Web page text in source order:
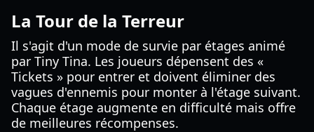
La Tour de la Terreur
Il s'agit d'un mode de survie par étages animé
par Tiny Tina. Les joueurs dépensent des «
Tickets » pour entrer et doivent éliminer des
vagues d'ennemis pour monter à l'étage suivant.
Chaque étage augmente en difficulté mais offre
de meilleures récompenses.